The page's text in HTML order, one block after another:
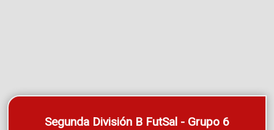
Segunda División B FutSal - Grupo 6